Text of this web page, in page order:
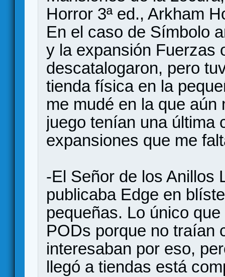
Horror 3ª ed., Arkham
En el caso de Símbolo
y la expansión Fuerzas
descatalogaron, pero
tienda física en la
me mudé en la que
juego tenían una última
expansiones que me
-El Señor de los Anillos
publicaba Edge en
pequeñas. Lo único
PODs porque no traían
interesaban por eso,
llegó a tiendas está